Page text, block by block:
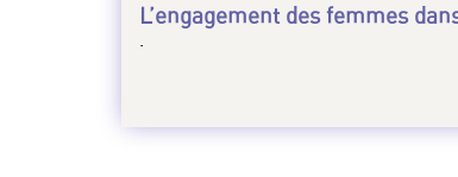
L’engagement des femmes
.